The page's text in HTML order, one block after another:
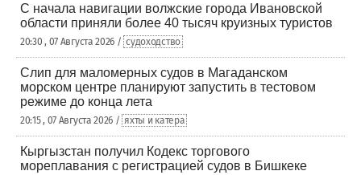
С начала навигации волжские города Ивановской
области приняли более 40 тысяч круизных туристов
20:30 , 07 Августа 2026 / судоходство
Слип для маломерных судов в Магаданском
морском центре планируют запустить в тестовом
режиме до конца лета
20:15 , 07 Августа 2026 / яхты и катера
Кыргызстан получил Кодекс торгового
мореплавания с регистрацией судов в Бишкеке